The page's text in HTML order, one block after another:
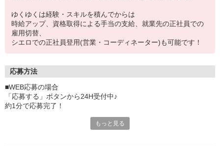
ゆくゆくは経験・スキルを積んでからは
時給アップ、資格取得による手当の支給、就業先の正社員での
雇用切替、
シエロでの正社員登用(営業・コーディネーター)も可能です！
応募方法
■WEB応募の場合
「応募する」ボタンから24H受付中♪
約1分で応募完了！
もっと見る